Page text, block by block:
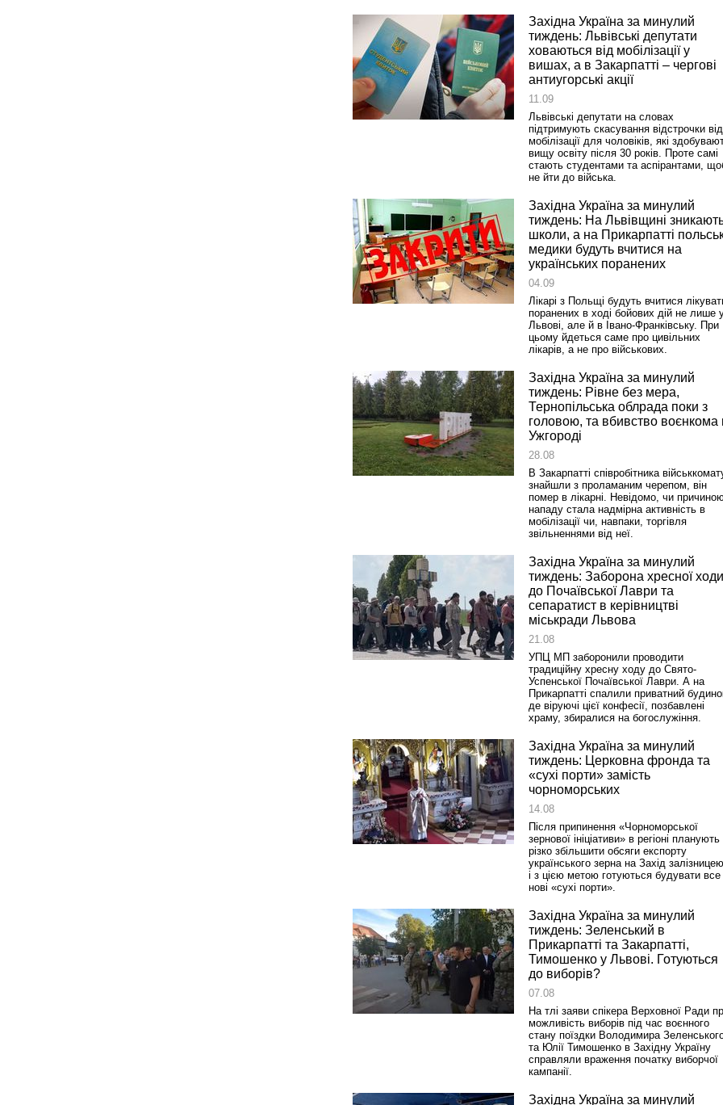
Західна Україна за минулий
тиждень: Львівські депутати
ховаються від мобілізації у
вишах, а в Закарпатті – чергові
антиугорські акції
11.09
Львівські депутати на словах
підтримують скасування відстрочки від
мобілізації для чоловіків, які
вищу освіту після 30 років. Проте самі
стають студентами та аспірантами,
не йти до війська.
Західна Україна за минулий
тиждень: На Львівщині
школи, а на Прикарпатті
медики будуть вчитися на
українських поранених
04.09
Лікарі з Польщі будуть вчитися
поранених в ході бойових дій не лише
Львові, але й в Івано-Франківську. При
цьому йдеться саме про цивільних
лікарів, а не про військових.
Західна Україна за минулий
тиждень: Рівне без мера,
Тернопільська облрада поки з
головою, та вбивство воєнкома
Ужгороді
28.08
В Закарпатті співробітника
знайшли з проламаним черепом, він
помер в лікарні. Невідомо, чи
нападу стала надмірна активність в
мобілізації чи, навпаки, торгівля
звільненнями від неї.
Західна Україна за минулий
тиждень: Заборона хресної ходи
до Почаївської Лаври та
сепаратист в керівництві
міськради Львова
21.08
УПЦ МП заборонили проводити
традиційну хресну ходу до Свято-
Успенської Почаївської Лаври. А на
Прикарпатті спалили приватний
де віруючі цієї конфесії, позбавлені
храму, збиралися на богослужіння.
Західна Україна за минулий
тиждень: Церковна фронда та
«сухі порти» замість
чорноморських
14.08
Після припинення «Чорноморської
зернової ініціативи» в регіоні планують
різко збільшити обсяги експорту
українського зерна на Захід
і з цією метою готуються будувати все
нові «сухі порти».
Західна Україна за минулий
тиждень: Зеленський в
Прикарпатті та Закарпатті,
Тимошенко у Львові. Готуються
до виборів?
07.08
На тлі заяви спікера Верховної Ради
можливість виборів під час воєнного
стану поїздки Володимира
та Юлії Тимошенко в Західну Україну
справляли враження початку виборчої
кампанії.
Західна Україна за минулий